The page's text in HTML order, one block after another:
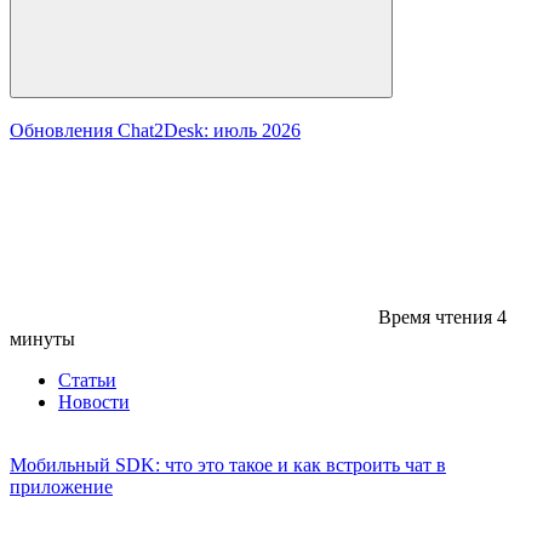
Обновления Chat2Desk: июль 2026
Время чтения 4
минуты
Статьи
Новости
Мобильный SDK: что это такое и как встроить чат в
приложение